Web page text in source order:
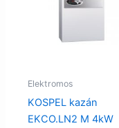
Elektromos
KOSPEL kazán
EKCO.LN2 M 4kW